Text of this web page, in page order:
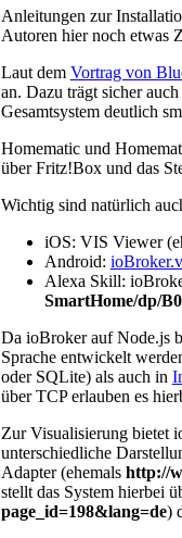
Anleitungen zur
Autoren hier noch etwas
Laut dem Vortrag von
an. Dazu trägt sicher
Gesamtsystem deutlich
Homematic und
über Fritz!Box und das
Wichtig sind natürlich
iOS: VIS Viewer
Android:
Alexa Skill:
SmartHome/dp/
Da ioBroker auf Node.js
Sprache entwickelt
oder SQLite) als auch in
über TCP erlauben es
Zur Visualisierung bietet
unterschiedliche
Adapter (ehemals http://
stellt das System hierbei
page_id=198&lang=de)